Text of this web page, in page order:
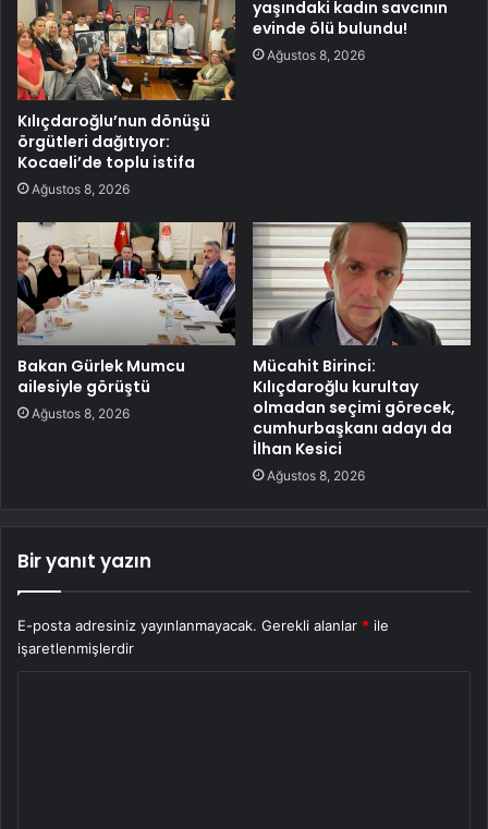
Kılıçdaroğlu’nun dönüşü
örgütleri dağıtıyor:
Kocaeli’de toplu istifa
Ağustos 8, 2026
yaşındaki kadın savcının
evinde ölü bulundu!
Ağustos 8, 2026
Bakan Gürlek Mumcu
ailesiyle görüştü
Ağustos 8, 2026
Mücahit Birinci:
Kılıçdaroğlu kurultay
olmadan seçimi görecek,
cumhurbaşkanı adayı da
İlhan Kesici
Ağustos 8, 2026
Bir yanıt yazın
E-posta adresiniz yayınlanmayacak. Gerekli alanlar * ile
işaretlenmişlerdir